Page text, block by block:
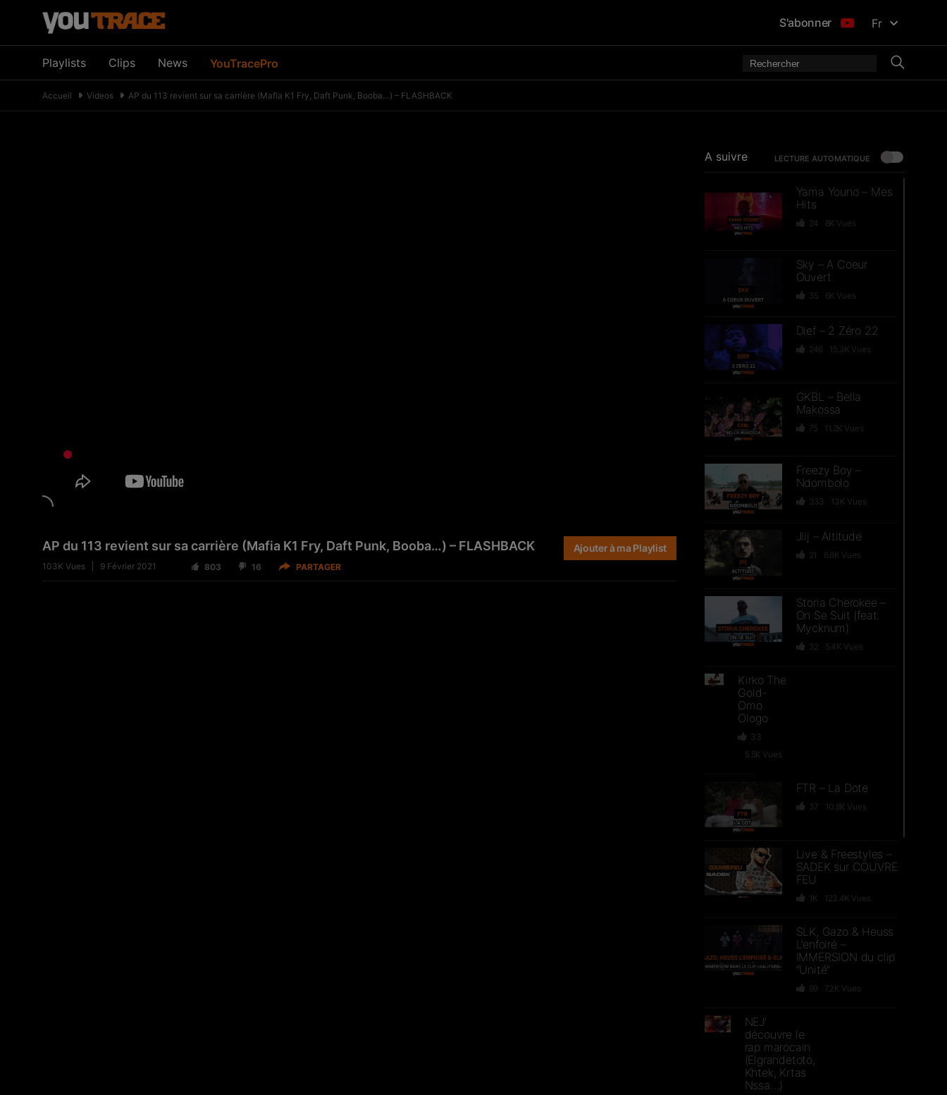
S'abonner Fr
Playlists Clips News YouTracePro
Accueil Videos AP du 113 revient sur sa carrière (Mafia K1 Fry, Daft Punk, Booba…) – FLASHBACK
AP du 113 revient sur sa carrière (Mafia K1 Fry, Daft Punk, Booba…) – FLASHBACK
103K Vues 9 Février 2021 803 16 PARTAGER
Ajouter à ma Playlist
A suivre LECTURE AUTOMATIQUE
Yama Youno – Mes
Hits
24 8K Vues
Sky – A Coeur
Ouvert
35 6K Vues
Dief – 2 Zéro 22
246 15.3K Vues
GKBL – Bella
Makossa
75 11.2K Vues
Freezy Boy –
Ndombolo
333 13K Vues
Jiij – Altitude
21 6.8K Vues
Storia Cherokee –
On Se Suit (feat.
Mycknum)
32 5.4K Vues
Kirko The
Gold-
Omo
Ologo
33
5.5K Vues
FTR – La Dote
37 10.8K Vues
Live & Freestyles –
SADEK sur COUVRE
FEU
1K 123.4K Vues
SLK, Gazo & Heuss
L’enfoiré –
IMMERSION du clip
“Unité”
99 7.2K Vues
NEJ’
découvre le
rap marocain
(Elgrandetoto,
Khtek, Krtas
Nssa…)